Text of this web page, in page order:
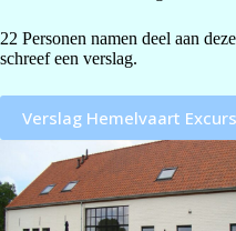
22 Personen namen deel aan
schreef een verslag.
Verslag Hemelvaart